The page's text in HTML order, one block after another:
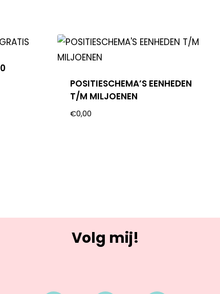
POSITIESCHEMA’S EENHEDEN
T/M MILJOENEN
€0,00
Volg mij!